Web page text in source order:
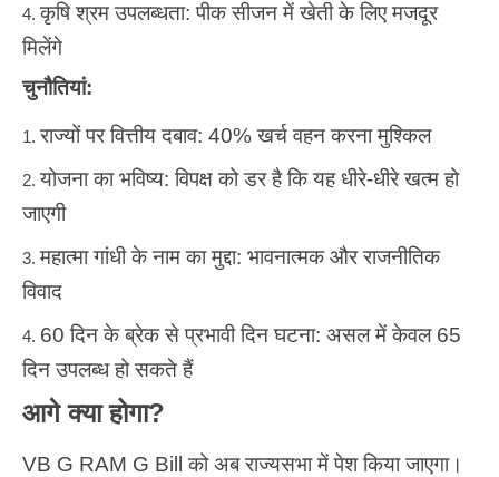
कृषि श्रम उपलब्धता: पीक सीजन में खेती के लिए मजदूर
मिलेंगे
चुनौतियां:
राज्यों पर वित्तीय दबाव: 40% खर्च वहन करना मुश्किल
योजना का भविष्य: विपक्ष को डर है कि यह धीरे-धीरे खत्म हो
जाएगी
महात्मा गांधी के नाम का मुद्दा: भावनात्मक और राजनीतिक
विवाद
60 दिन के ब्रेक से प्रभावी दिन घटना: असल में केवल 65
दिन उपलब्ध हो सकते हैं
आगे क्या होगा?
VB G RAM G Bill को अब राज्यसभा में पेश किया जाएगा।